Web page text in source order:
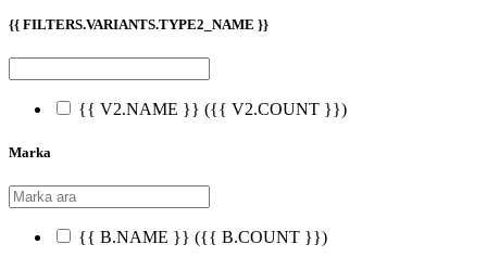
{{ FILTERS.VARIANTS.TYPE2_NAME }}
{{ V2.NAME }} ({{ V2.COUNT }})
Marka
{{ B.NAME }} ({{ B.COUNT }})